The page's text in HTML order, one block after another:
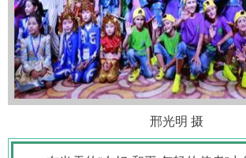
邢光明 摄